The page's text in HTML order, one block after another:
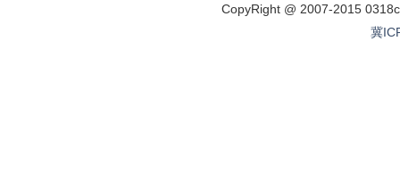
CopyRight @ 2007-2015
冀